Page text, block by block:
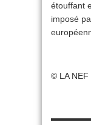
étouffant
imposé
© LA NEF